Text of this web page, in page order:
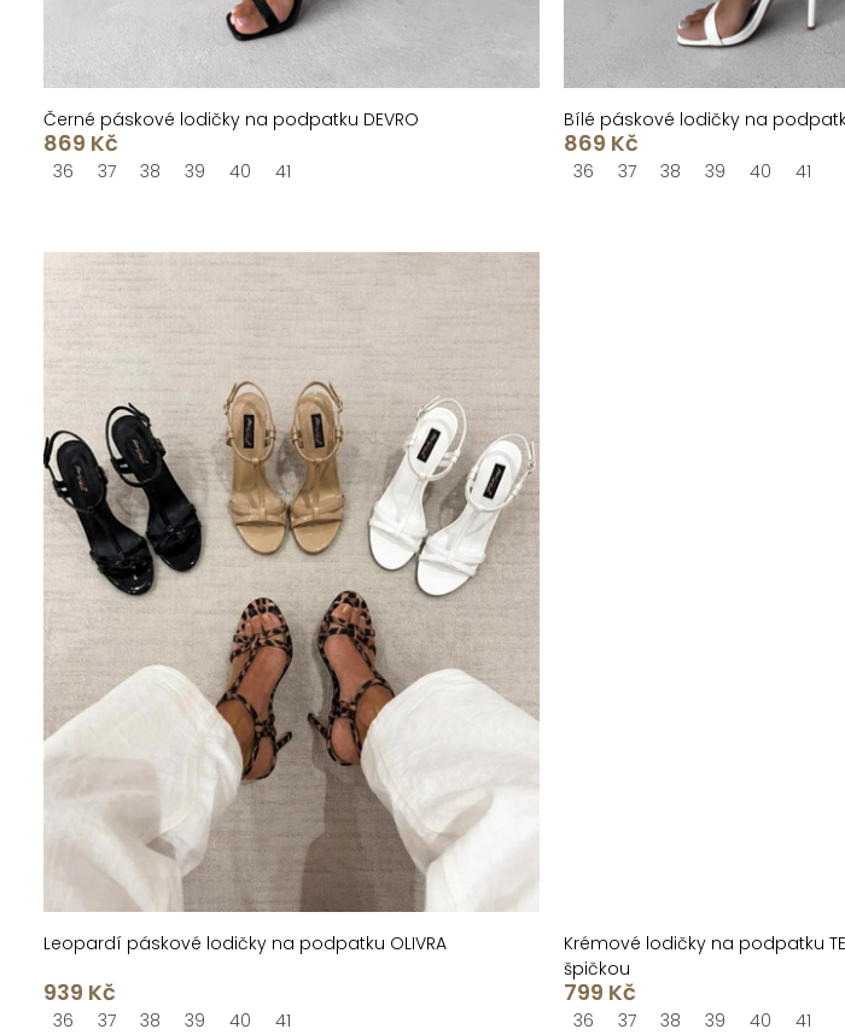
Černé páskové lodičky na podpatku DEVRO
869 Kč
36 37 38 39 40 41
Bílé páskové lodičky na
869 Kč
36 37 38 39 40 41
Leopardí páskové lodičky na podpatku OLIVRA
939 Kč
36 37 38 39 40 41
Krémové lodičky na podpatku
špičkou
799 Kč
36 37 38 39 40 41